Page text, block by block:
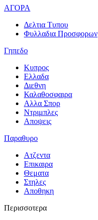
ΑΓΟΡΑ
Δελτια Τυπου
Φυλλαδια Προσφορων
Γηπεδο
Κυπρος
Ελλαδα
Διεθνη
Καλαθοσφαιρα
Αλλα Σπορ
Ντριμπλες
Αποψεις
Παραθυρο
Ατζεντα
Επικαιρα
Θεματα
Στηλες
Αποθηκη
Περισσοτερα